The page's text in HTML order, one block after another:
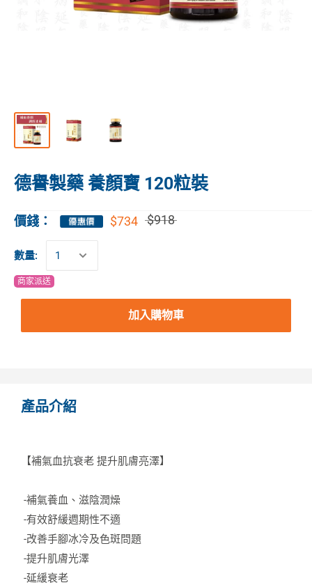
德譽製藥 養顏寶 120粒裝
價錢： $734 $918
數量:
商家派送
加入購物車
產品介紹
【補氣血抗衰老 提升肌膚亮澤】
-補氣養血、滋陰潤燥
-有效舒緩週期性不適
-改善手腳冰冷及色斑問題
-提升肌膚光澤
-延緩衰老